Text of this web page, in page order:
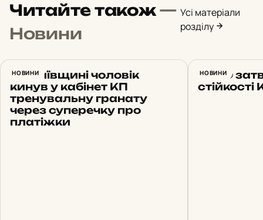
Читайте також—
Новини
Усі матеріали
розділу
НОВИНИ
На Київщині чоловік
кинув у кабінет КП
тренувальну гранату
через суперечку про
платіжки
НОВИНИ
РНБО
стійкості